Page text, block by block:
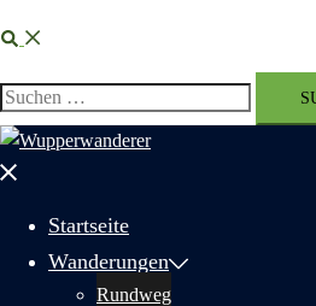
Suche
Suchen
nach:
Menü
Startseite
Wanderungen
Rundweg